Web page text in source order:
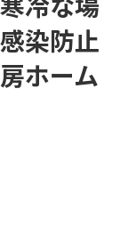
冷な場
染防止
ホーム